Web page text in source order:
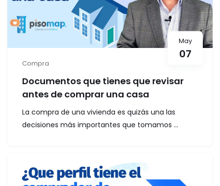
May
07
Compra
Documentos que tienes que revisar
antes de comprar una casa
La compra de una vivienda es quizás una las
decisiones más importantes que tomamos ...